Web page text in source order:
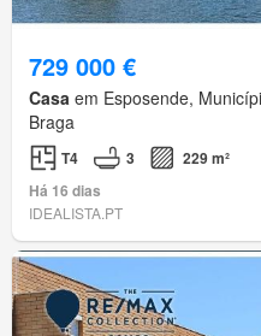
729 000 €
Casa em Esposende,
Braga
T4 3
229 m²
Há 16 dias
IDEALISTA.PT